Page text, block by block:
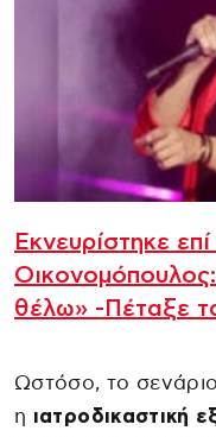
Εκνευρίστηκε
θέλω» -Πέταξε
Ωστόσο, το
η ιατροδικαστική